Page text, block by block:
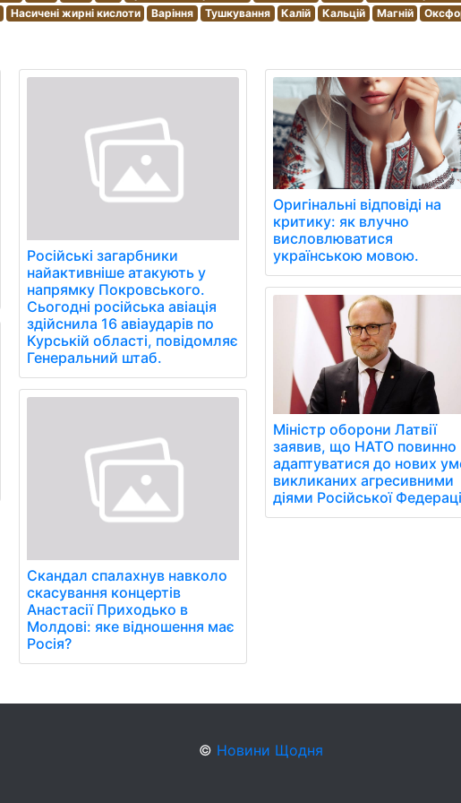
Насичені жирні кислоти Варіння Тушкування Калій Кальцій Магній
Російські загарбники
найактивніше атакують у
напрямку Покровського.
Сьогодні російська авіація
здійснила 16 авіаударів по
Курській області, повідомляє
Генеральний штаб.
Скандал спалахнув навколо
скасування концертів
Анастасії Приходько в
Молдові: яке відношення має
Росія?
Оригінальні відповіді на
критику: як влучно
висловлюватися
українською мовою.
Міністр оборони Латвії
заявив, що НАТО повинно
адаптуватися до нових
викликаних агресивними
діями Російської
© Новини Щодня